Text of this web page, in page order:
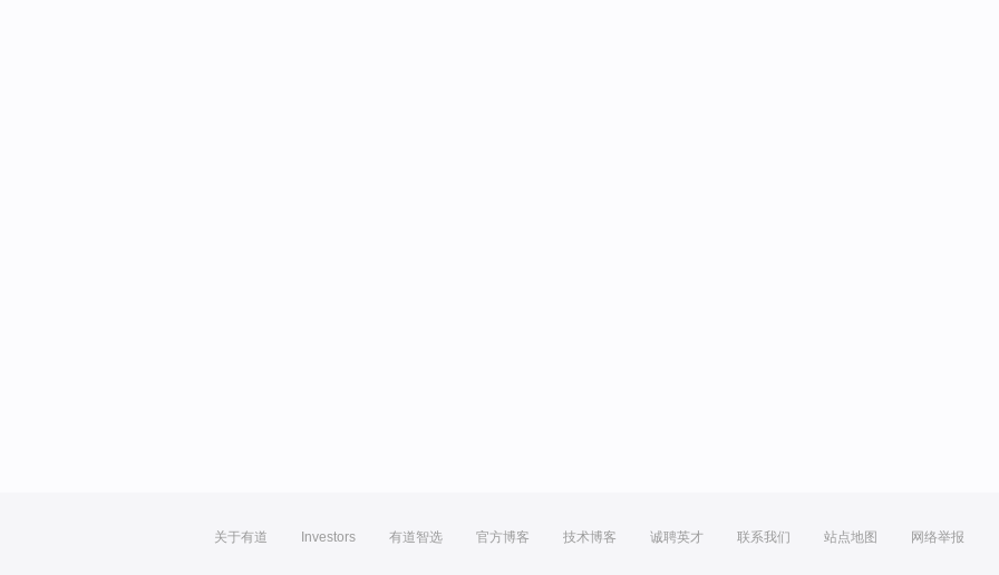
关于有道 Investors 有道智选 官方博客 技术博客 诚聘英才 联系我们 站点地图 网络举报